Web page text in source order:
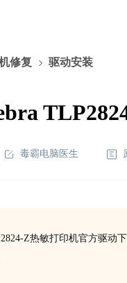
修复 驱动安装
毒霸电脑医生
Z热敏打印机官方驱动